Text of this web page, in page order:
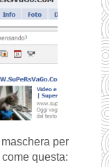
per
questa: